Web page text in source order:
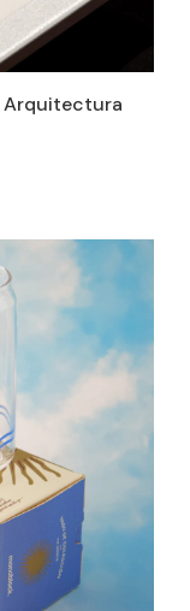
Arquitectura